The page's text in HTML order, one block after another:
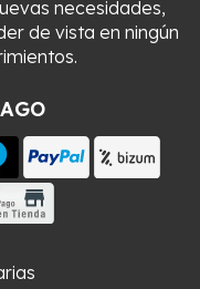
necesidades,
de vista en ningún